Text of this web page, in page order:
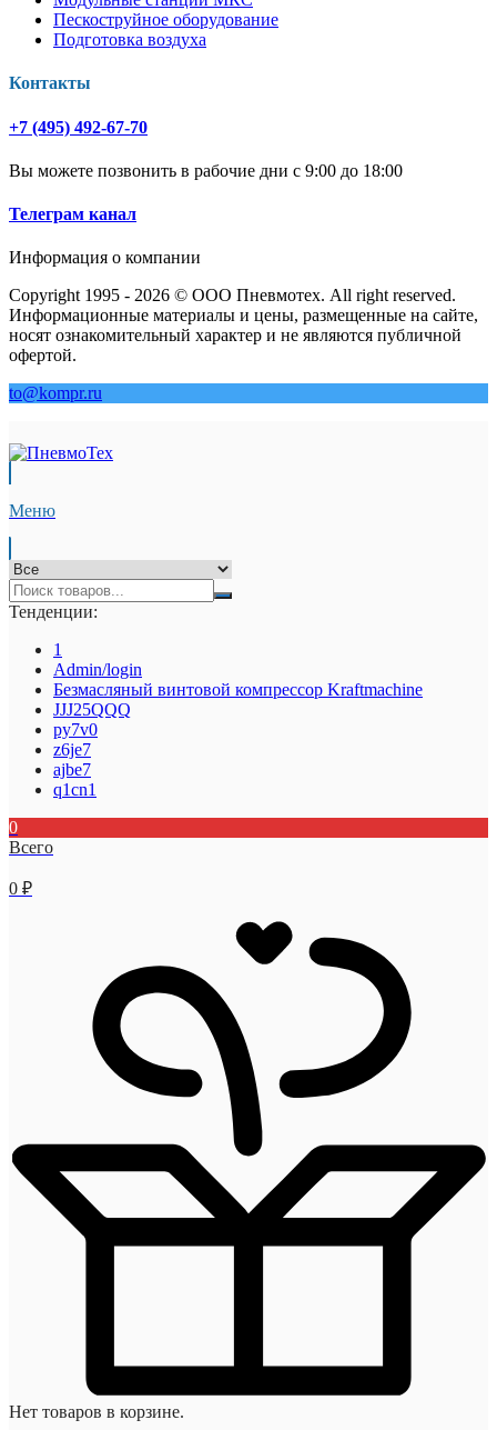
Пескоструйное оборудование
Подготовка воздуха
Контакты
+7 (495) 492-67-70
Вы можете позвонить в рабочие дни с 9:00 до 18:00
Телеграм канал
Информация о компании
Copyright 1995 - 2026 © ООО Пневмотех. All right reserved.
Информационные материалы и цены, размещенные на сайте,
носят ознакомительный характер и не являются публичной
офертой.
to@kompr.ru
Меню
Тенденции:
1
Admin/login
Безмасляный винтовой компрессор Kraftmaсhine
JJJ25QQQ
py7v0
z6je7
ajbe7
q1cn1
0
Всего
0 ₽
Нет товаров в корзине.